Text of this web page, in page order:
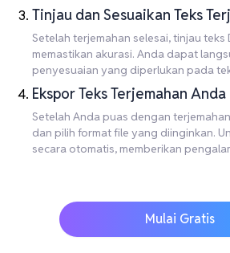
Tinjau dan Sesuaikan Teks
Setelah terjemahan selesai, tinjau teks
memastikan akurasi. Anda dapat
penyesuaian yang diperlukan pada
Ekspor Teks Terjemahan Anda
Setelah Anda puas dengan
dan pilih format file yang diinginkan.
secara otomatis, memberikan
Mulai Gratis